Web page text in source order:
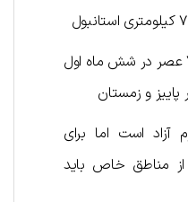
ساعات بازدید: ۸:۳۰ صبح تا ۷ عصر در شش ماه اول
آزاد است اما برای
از مناطق خاص باید